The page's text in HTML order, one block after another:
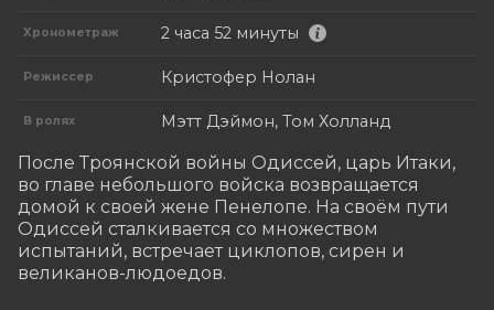
Хронометраж 2 часа 52 минуты
Режиссер Кристофер Нолан
В ролях Мэтт Дэймон, Том Холланд
После Троянской войны Одиссей, царь Итаки,
во главе небольшого войска возвращается
домой к своей жене Пенелопе. На своём пути
Одиссей сталкивается со множеством
испытаний, встречает циклопов, сирен и
великанов-людоедов.